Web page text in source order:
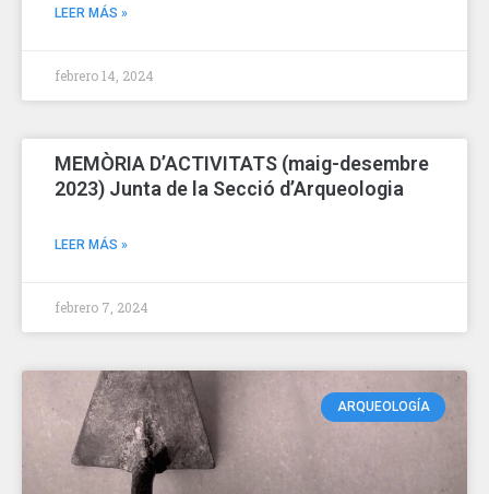
LEER MÁS »
febrero 14, 2024
MEMÒRIA D’ACTIVITATS (maig-desembre
2023) Junta de la Secció d’Arqueologia
LEER MÁS »
febrero 7, 2024
ARQUEOLOGÍA